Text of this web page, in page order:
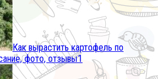
Как вырастить картофель по
фото, отзывы1